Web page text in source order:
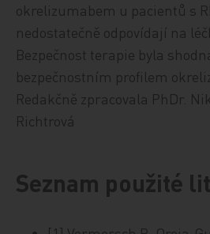
okrelizumabem u pacientů s
nedostatečně odpovídají na
Bezpečnost terapie byla
bezpečnostním profilem
Redakčně zpracovala PhDr.
Richtrová
Seznam použité